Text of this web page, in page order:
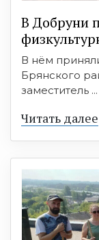
В Добруни
В нём
Брянского
заместитель ...
Читать далее